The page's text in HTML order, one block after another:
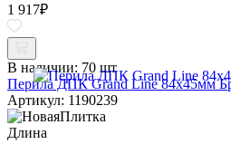
1 917₽
В наличии: 70 шт
Перила ДПК Grand Line 84х45мм
Артикул: 1190239
Длина